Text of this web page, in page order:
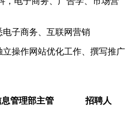
电子商务、互联网营销
立操作网站优化工作、撰写推广
管理部主管
招聘人